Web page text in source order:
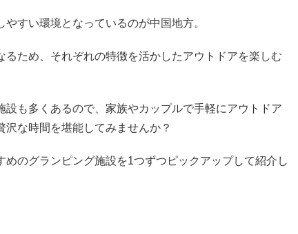
すい環境となっているのが中国地方。
ため、それぞれの特徴を活かしたアウトドアを楽しむ
も多くあるので、家族やカップルで手軽にアウトドア
な時間を堪能してみませんか？
のグランピング施設を1つずつピックアップして紹介し